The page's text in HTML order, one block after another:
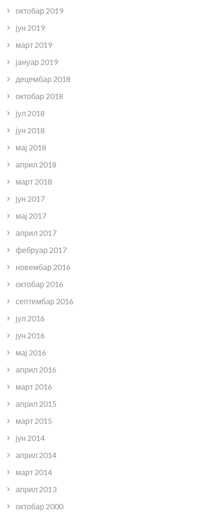
октобар 2019
јун 2019
март 2019
јануар 2019
децембар 2018
октобар 2018
јул 2018
јун 2018
мај 2018
април 2018
март 2018
јун 2017
мај 2017
април 2017
фебруар 2017
новембар 2016
октобар 2016
септембар 2016
јул 2016
јун 2016
мај 2016
април 2016
март 2016
април 2015
март 2015
јун 2014
април 2014
март 2014
април 2013
октобар 2000